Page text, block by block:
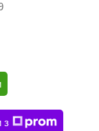
з